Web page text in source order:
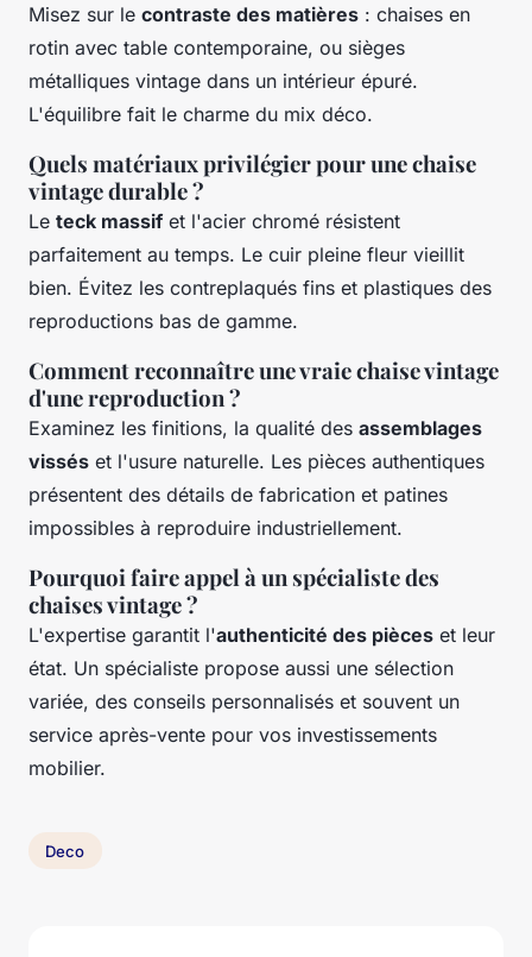
Misez sur le contraste des matières : chaises en
rotin avec table contemporaine, ou sièges
métalliques vintage dans un intérieur épuré.
L'équilibre fait le charme du mix déco.
Quels matériaux privilégier pour une chaise
vintage durable ?
Le teck massif et l'acier chromé résistent
parfaitement au temps. Le cuir pleine fleur vieillit
bien. Évitez les contreplaqués fins et plastiques des
reproductions bas de gamme.
Comment reconnaître une vraie chaise vintage
d'une reproduction ?
Examinez les finitions, la qualité des assemblages
vissés et l'usure naturelle. Les pièces authentiques
présentent des détails de fabrication et patines
impossibles à reproduire industriellement.
Pourquoi faire appel à un spécialiste des
chaises vintage ?
L'expertise garantit l'authenticité des pièces et leur
état. Un spécialiste propose aussi une sélection
variée, des conseils personnalisés et souvent un
service après-vente pour vos investissements
mobilier.
Deco